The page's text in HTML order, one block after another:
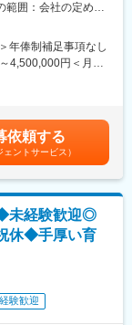
増収中のクオール
ます。
や病気から救うこ
ます。
第で大幅な年収UP
。
担う
、医療業界が初めて
専門知識を持って
り、希少性も増し
ンされる可能性も
範囲：会社の定める
年俸制補足事項なし
4,500,000円＜月額
万円程度支給）※た
務5万円支給、5年
目安の金額であ
月給(月額)は固定手
依頼する
ェントサービス）
◆未経験歓迎◎
休◆手厚い育
験歓迎